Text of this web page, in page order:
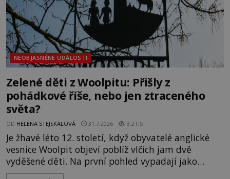
NEOBJASNĚNÉ UDÁLOSTI
Zelené děti z Woolpitu: Přišly z
pohádkové říše, nebo jen ztraceného
světa?
OD HELENA STEJSKALOVÁ 31.7.2026 3.2TIS
Je žhavé léto 12. století, když obyvatelé anglické
vesnice Woolpit objeví poblíž vlčích jam dvě
vyděšené děti. Na první pohled vypadají jako
každé jiné, až na jednu děsivou výjimku. Jejich